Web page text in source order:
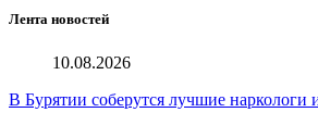
Лента новостей
10.08.2026
В Бурятии соберутся лучшие наркологи